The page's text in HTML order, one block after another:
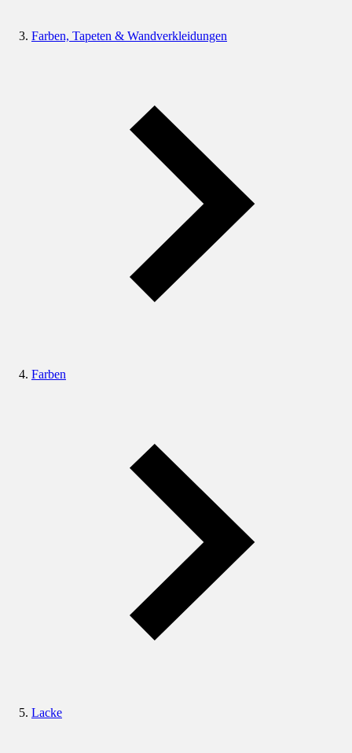
Farben, Tapeten & Wandverkleidungen
Farben
Lacke